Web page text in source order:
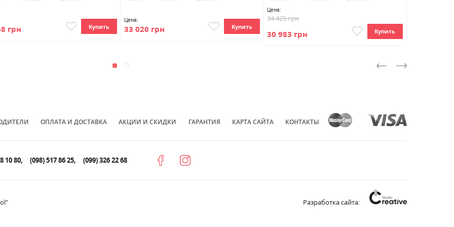
грн Купить
Цена:
33 020 грн Купить
Цена:
30 983 грн
34 425 грн
Купить
ОПЛАТА И ДОСТАВКА АКЦИИ И СКИДКИ ГАРАНТИЯ КАРТА САЙТА КОНТАКТЫ
10 80 (098) 517 86 25 (099) 326 22 68
Разработка сайта: